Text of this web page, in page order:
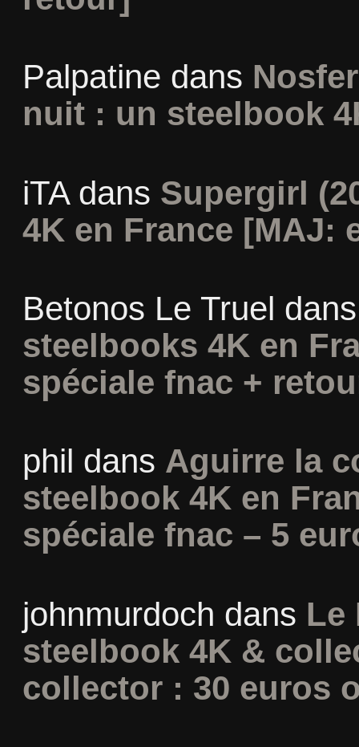
Palpatine dans
nuit : un steelbook
iTAdans Supergirl
4K en France [MAJ:
Betonos Le Truel
steelbooks 4K en
spéciale fnac +
phil dans Aguirre la
steelbook 4K en
spéciale fnac – 5
johnmurdoch dans Le
steelbook 4K &
collector : 30 euros